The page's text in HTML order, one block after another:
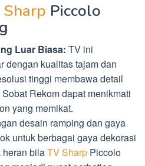
Piccolo
Luar Biasa: TV ini
dengan kualitas tajam dan
tinggi membawa detail
Rekom dapat menikmati
yang memikat.
desain ramping dan gaya
untuk berbagai gaya dekorasi
heran bilaTV Sharp Piccolo